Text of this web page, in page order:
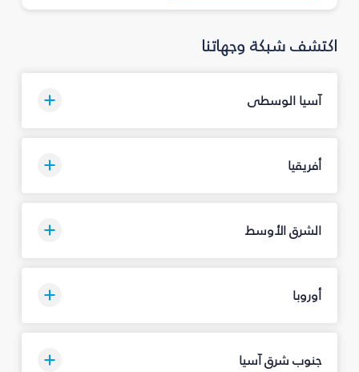
اكتشف شبكة وجهاتنا
آسيا الوسطى
أفريقيا
الشرق الأوسط
أوروبا
جنوب شرق آسيا